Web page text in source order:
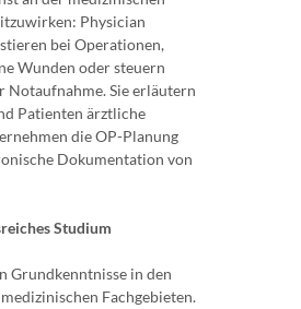
Physician
bei Operationen,
Wunden oder steuern
Notaufnahme. Sie erläutern
Patienten ärztliche
die OP-Planung
Dokumentation von
Studium
Grundkenntnisse in den
Fachgebieten.